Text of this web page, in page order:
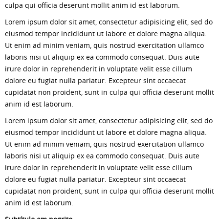
culpa qui officia deserunt mollit anim id est laborum.
Lorem ipsum dolor sit amet, consectetur adipisicing elit, sed do
eiusmod tempor incididunt ut labore et dolore magna aliqua.
Ut enim ad minim veniam, quis nostrud exercitation ullamco
laboris nisi ut aliquip ex ea commodo consequat. Duis aute
irure dolor in reprehenderit in voluptate velit esse cillum
dolore eu fugiat nulla pariatur. Excepteur sint occaecat
cupidatat non proident, sunt in culpa qui officia deserunt mollit
anim id est laborum.
Lorem ipsum dolor sit amet, consectetur adipisicing elit, sed do
eiusmod tempor incididunt ut labore et dolore magna aliqua.
Ut enim ad minim veniam, quis nostrud exercitation ullamco
laboris nisi ut aliquip ex ea commodo consequat. Duis aute
irure dolor in reprehenderit in voluptate velit esse cillum
dolore eu fugiat nulla pariatur. Excepteur sint occaecat
cupidatat non proident, sunt in culpa qui officia deserunt mollit
anim id est laborum.